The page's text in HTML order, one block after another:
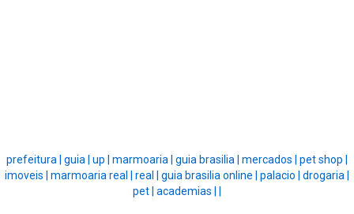
prefeitura | guia | up | marmoaria | guia brasilia | mercados | pet shop |
imoveis | marmoaria real | real | guia brasilia online | palacio | drogaria |
pet | academias |